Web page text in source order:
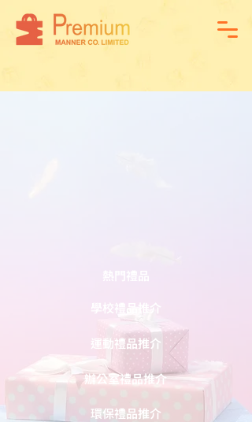
熱門禮品
學校禮品推介
運動禮品推介
辦公室禮品推介
環保禮品推介